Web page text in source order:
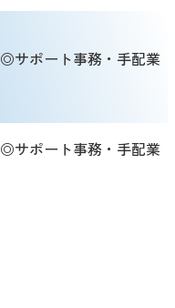
◎サポート事務・手配業
◎サポート事務・手配業